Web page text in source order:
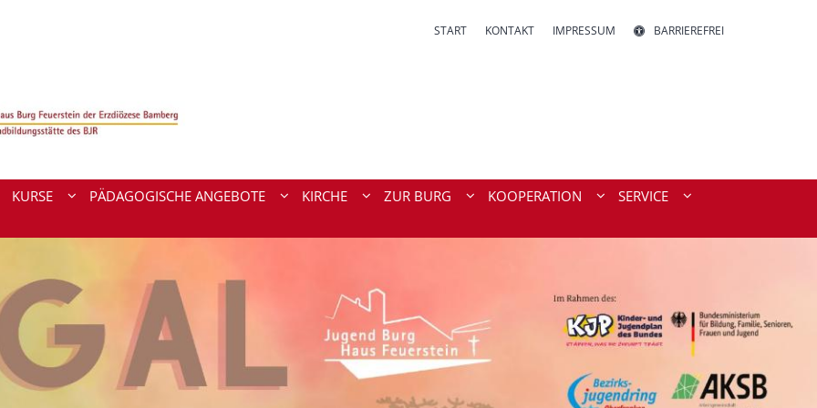
START KONTAKT IMPRESSUM BARRIEREFREI
KURSE PÄDAGOGISCHE ANGEBOTE KIRCHE ZUR BURG KOOPERATION
SERVICE